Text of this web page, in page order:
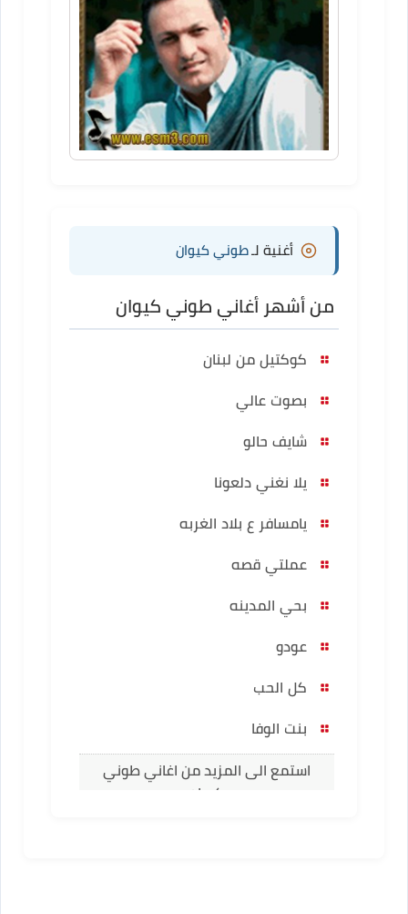
أغنية لـطوني كيوان
من أشهر أغاني طوني كيوان
كوكتيل من لبنان
بصوت عالي
شايف حالو
يلا نغني دلعونا
يامسافر ع بلاد الغربه
عملتي قصه
بحي المدينه
عودو
كل الحب
بنت الوفا
استمع الى المزيد من اغاني طوني
كيوان